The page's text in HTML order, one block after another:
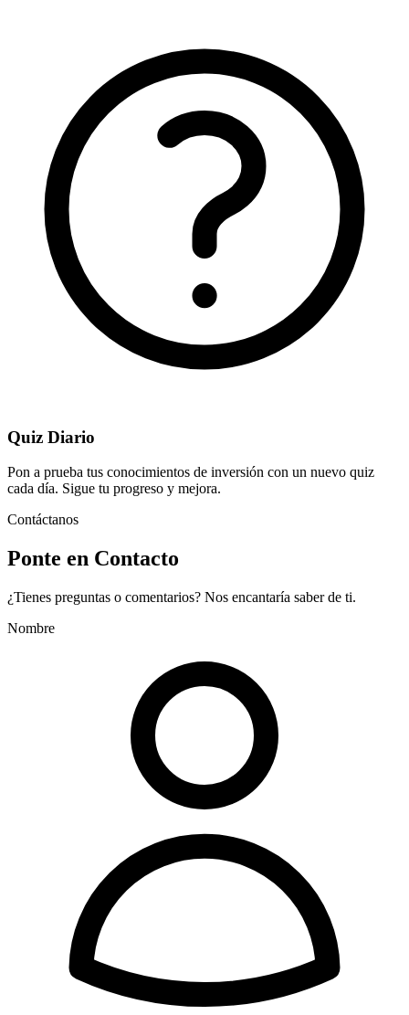
Quiz Diario
Pon a prueba tus conocimientos de inversión con un nuevo quiz
cada día. Sigue tu progreso y mejora.
Contáctanos
Ponte en Contacto
¿Tienes preguntas o comentarios? Nos encantaría saber de ti.
Nombre